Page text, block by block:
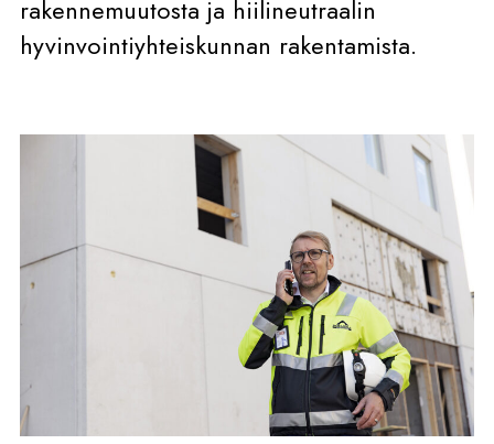
rakennemuutosta ja hiilineutraalin
hyvinvointiyhteiskunnan rakentamista.